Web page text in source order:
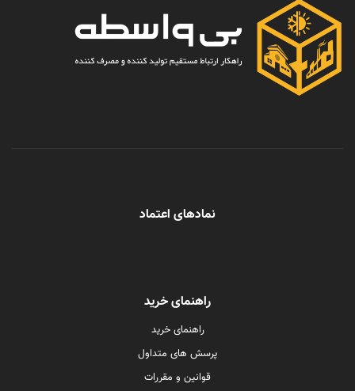
نمادهای اعتماد
راهنمای خرید
راهنمای خرید
پرسش های متداول
قوانین و مقررات